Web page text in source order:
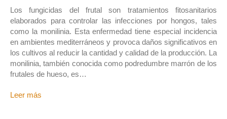
Los fungicidas del frutal son tratamientos fitosanitarios
elaborados para controlar las infecciones por hongos, tales
como la monilinia. Esta enfermedad tiene especial incidencia
en ambientes mediterráneos y provoca daños significativos en
los cultivos al reducir la cantidad y calidad de la producción. La
monilinia, también conocida como podredumbre marrón de los
frutales de hueso, es…
Leer más